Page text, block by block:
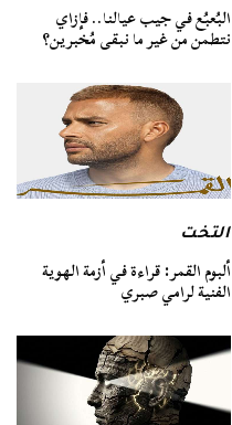
البُعبُع في جيب عيالنا.. فإزاي
نتطمن من غير ما نبقى مُخبرين؟
التخت
ألبوم القمر: قراءة في أزمة الهوية
الفنية لرامي صبري